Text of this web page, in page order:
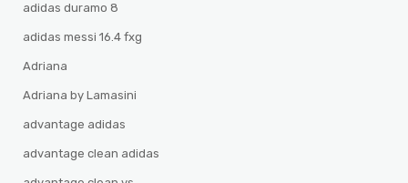
adidas duramo 8
adidas messi 16.4 fxg
Adriana
Adriana by Lamasini
advantage adidas
advantage clean adidas